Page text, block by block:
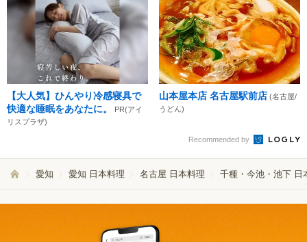
【大人気】ひんやり冷感寝具で
快適な睡眠をあなたに。
PR(アイ
リスプラザ)
山本屋本店 名古屋駅前店 (名古屋/
うどん)
Recommended by
愛知 愛知 日本料理 名古屋 日本料理 千種・今池・池下 日